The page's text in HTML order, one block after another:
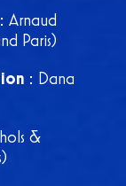
: Arnaud
Paris)
: Dana
&